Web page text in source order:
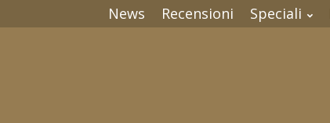
News Recensioni Speciali